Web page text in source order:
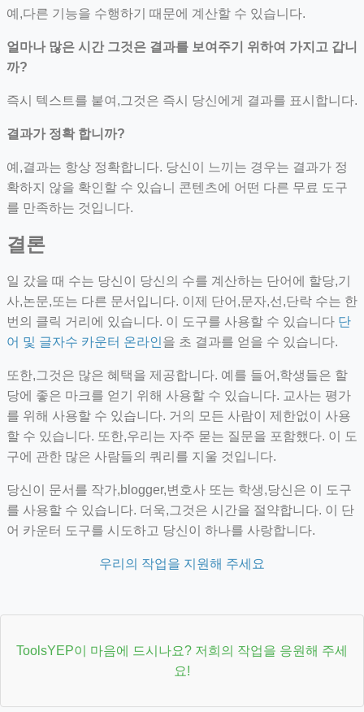
예,다른 기능을 수행하기 때문에 계산할 수 있습니다.
얼마나 많은 시간 그것은 결과를 보여주기 위하여 가지고 갑니
까?
즉시 텍스트를 붙여,그것은 즉시 당신에게 결과를 표시합니다.
결과가 정확 합니까?
예,결과는 항상 정확합니다. 당신이 느끼는 경우는 결과가 정
확하지 않을 확인할 수 있습니 콘텐츠에 어떤 다른 무료 도구
를 만족하는 것입니다.
결론
일 갔을 때 수는 당신이 당신의 수를 계산하는 단어에 할당,기
사,논문,또는 다른 문서입니다. 이제 단어,문자,선,단락 수는 한
번의 클릭 거리에 있습니다. 이 도구를 사용할 수 있습니다 단
어 및 글자수 카운터 온라인 을 초 결과를 얻을 수 있습니다.
또한,그것은 많은 혜택을 제공합니다. 예를 들어,학생들은 할
당에 좋은 마크를 얻기 위해 사용할 수 있습니다. 교사는 평가
를 위해 사용할 수 있습니다. 거의 모든 사람이 제한없이 사용
할 수 있습니다. 또한,우리는 자주 묻는 질문을 포함했다. 이 도
구에 관한 많은 사람들의 쿼리를 지울 것입니다.
당신이 문서를 작가,blogger,변호사 또는 학생,당신은 이 도구
를 사용할 수 있습니다. 더욱,그것은 시간을 절약합니다. 이 단
어 카운터 도구를 시도하고 당신이 하나를 사랑합니다.
우리의 작업을 지원해 주세요
ToolsYEP이 마음에 드시나요? 저희의 작업을 응원해 주세
요!